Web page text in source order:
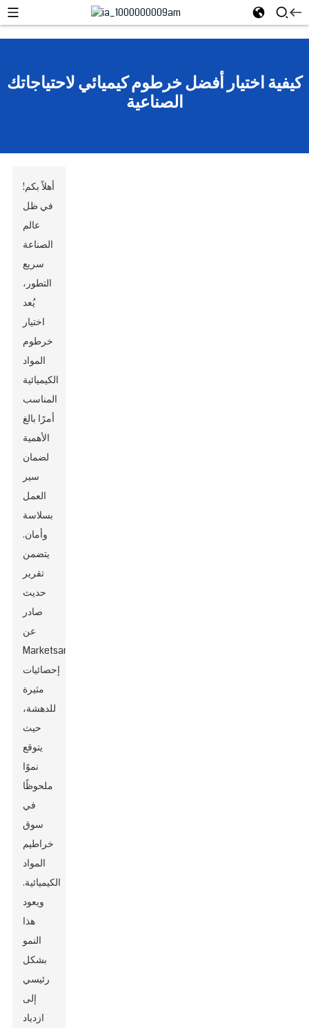
كيفية اختيار أفضل خرطوم كيميائي لاحتياجاتك
الصناعية
أهلاً بكم!
في ظل
عالم
الصناعة
سريع
التطور،
يُعد
اختيار
خرطوم
المواد
الكيميائية
المناسب
أمرًا بالغ
الأهمية
لضمان
سير
العمل
بسلاسة
وأمان.
يتضمن
تقرير
حديث
صادر
عن
MarketsandMarkets
إحصائيات
مثيرة
للدهشة،
حيث
يتوقع
نموًا
ملحوظًا
في
سوق
خراطيم
المواد
الكيميائية.
ويعود
هذا
النمو
بشكل
رئيسي
إلى
ازدياد